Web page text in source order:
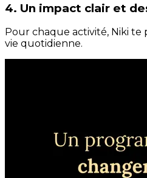
4. Un impact clair et
Pour chaque activité, Niki
vie quotidienne.